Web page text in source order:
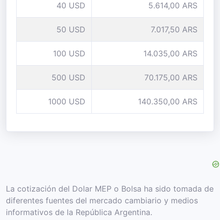
40 USD 5.614,00 ARS
50 USD 7.017,50 ARS
100 USD 14.035,00 ARS
500 USD 70.175,00 ARS
1000 USD 140.350,00 ARS
La cotización del Dolar MEP o Bolsa ha sido tomada de
diferentes fuentes del mercado cambiario y medios
informativos de la República Argentina.